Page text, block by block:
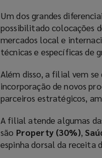
Um dos grandes
possibilitado colocações
mercados local e
técnicas e específicas de
Além disso, a filial vem
incorporação de novos
parceiros estratégicos,
A filial atende algumas
são Property (30%),
espinha dorsal da receita